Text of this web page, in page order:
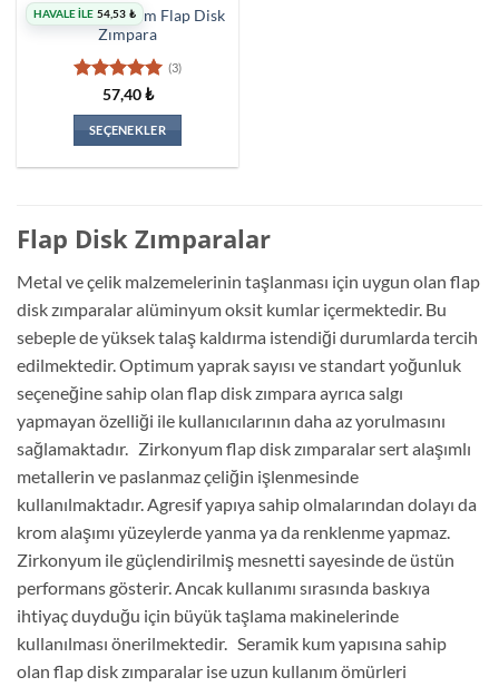
HAVALE İLE 54,53 ₺
Volker Zirkonyum Flap Disk
Zımpara
5 üzerinden
5oy aldı
(3)
57,40₺
SEÇENEKLER
varyasyonu
var.
ürün
sayfasından
seçilebilir
Flap Disk Zımparalar
Metal ve çelik malzemelerinin taşlanması için uygun olan flap
disk zımparalar alüminyum oksit kumlar içermektedir. Bu
sebeple de yüksek talaş kaldırma istendiği durumlarda tercih
edilmektedir. Optimum yaprak sayısı ve standart yoğunluk
seçeneğine sahip olan flap disk zımpara ayrıca salgı
yapmayan özelliği ile kullanıcılarının daha az yorulmasını
sağlamaktadır. Zirkonyum flap disk zımparalar sert alaşımlı
metallerin ve paslanmaz çeliğin işlenmesinde
kullanılmaktadır. Agresif yapıya sahip olmalarından dolayı da
krom alaşımı yüzeylerde yanma ya da renklenme yapmaz.
Zirkonyum ile güçlendirilmiş mesnetti sayesinde de üstün
performans gösterir. Ancak kullanımı sırasında baskıya
ihtiyaç duyduğu için büyük taşlama makinelerinde
kullanılması önerilmektedir. Seramik kum yapısına sahip
olan flap disk zımparalar ise uzun kullanım ömürleri